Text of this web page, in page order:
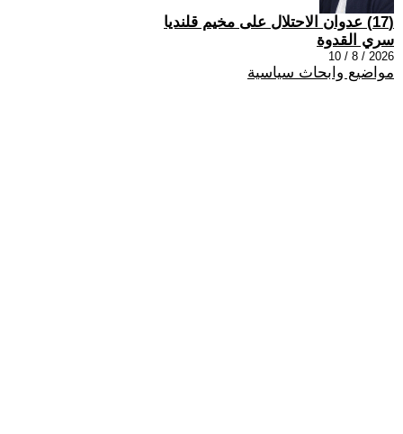
(17) عدوان الاحتلال على مخيم قلنديا
سري القدوة
2026 / 8 / 10
مواضيع وابحاث سياسية